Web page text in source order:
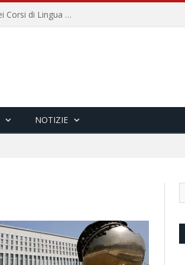
Università per Stranieri di Siena – Inaugurazione dei Corsi di Lingua e Cultura Italiana, 109a annata
NOTIZIE